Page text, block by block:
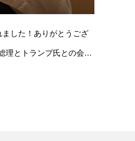
した！ありがとうござ
理とトランプ氏との会談